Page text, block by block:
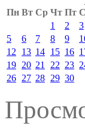
Пн Вт Ср Чт Пт
1
2 3
5
6 7 8 9
12
13 14 15 16
19 20 21 22 23
26 27 28 29 30